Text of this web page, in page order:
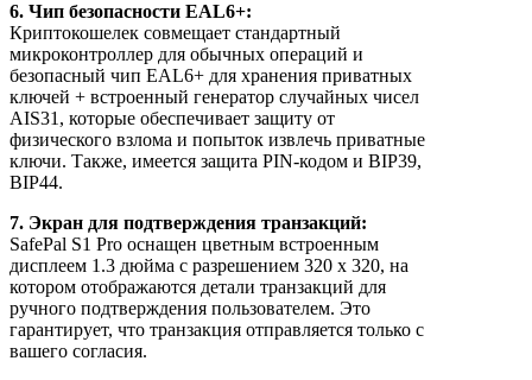
6. Чип безопасности EAL6+:
Криптокошелек совмещает стандартный
микроконтроллер для обычных операций и
безопасный чип EAL6+ для хранения приватных
ключей + встроенный генератор случайных чисел
AIS31, которые обеспечивает защиту от
физического взлома и попыток извлечь приватные
ключи. Также, имеется защита PIN-кодом и BIP39,
BIP44.
7. Экран для подтверждения транзакций:
SafePal S1 Pro оснащен цветным встроенным
дисплеем 1.3 дюйма с разрешением 320 х 320, на
котором отображаются детали транзакций для
ручного подтверждения пользователем. Это
гарантирует, что транзакция отправляется только с
вашего согласия.